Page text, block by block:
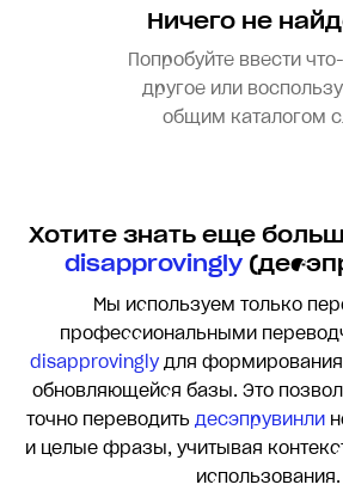
Ничего не
Попробуйте ввести
другое или
общим каталогом
Хотите знать еще
disapprovingly
Мы используем только
профессиональными
disapprovingly для
обновляющейся базы. Это
точно переводить десэпрувинли
и целые фразы, учитывая
использования.